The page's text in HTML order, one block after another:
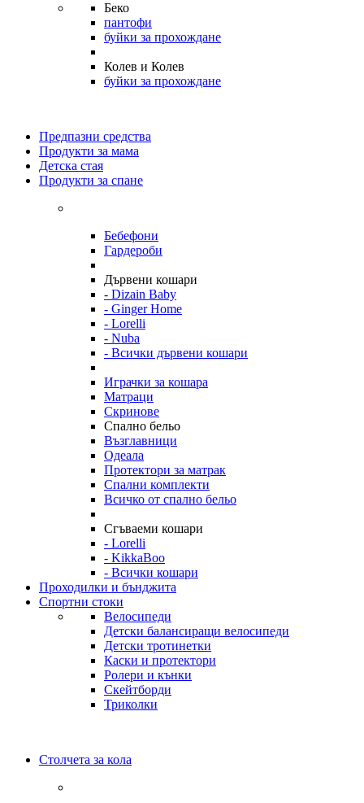
Беко
пантофи
буйки за прохождане
Колев и Колев
буйки за прохождане
Предпазни средства
Продукти за мама
Детска стая
Продукти за спане
Бебефони
Гардероби
Дървени кошари
- Dizain Baby
- Ginger Home
- Lorelli
- Nuba
- Всички дървени кошари
Играчки за кошара
Матраци
Скринове
Спално бельо
Възглавници
Одеала
Протектори за матрак
Спални комплекти
Всичко от спално бельо
Сгъваеми кошари
- Lorelli
- KikkaBoo
- Всички кошари
Проходилки и бънджита
Спортни стоки
Велосипеди
Детски балансиращи велосипеди
Детски тротинетки
Каски и протектори
Ролери и кънки
Скейтборди
Триколки
Столчета за кола